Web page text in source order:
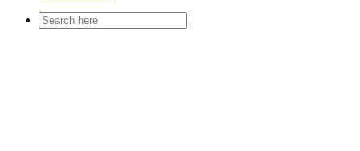
Search
for: